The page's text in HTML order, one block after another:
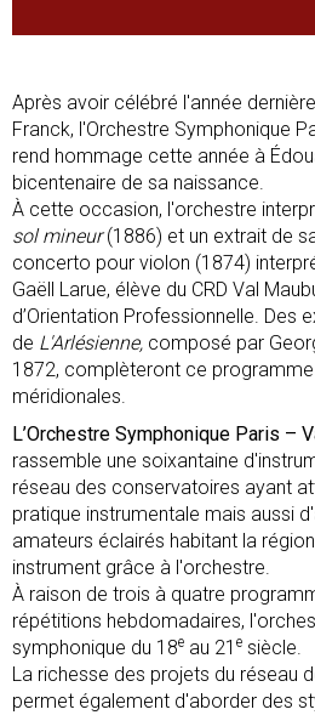
Après avoir célébré l'année
Franck, l'Orchestre Symphonique
rend hommage cette année à
bicentenaire de sa naissance.
À cette occasion, l'orchestre
sol mineur(1886) et un extrait de
concerto pour violon (1874)
Gaëll Larue, élève du CRD Val
d’Orientation Professionnelle. Des
de L'Arlésienne, composé par
1872, complèteront ce
méridionales.
L’Orchestre Symphonique Paris –
rassemble une soixantaine
réseau des conservatoires ayant
pratique instrumentale mais aussi
amateurs éclairés habitant la
instrument grâce à l'orchestre.
À raison de trois à quatre
répétitions hebdomadaires,
symphonique du 18e au 21 e siècle.
La richesse des projets du réseau
permet également d'aborder des